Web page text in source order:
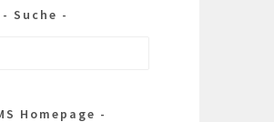
Suche
Homepage